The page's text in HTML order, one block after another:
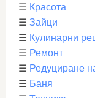
☰ Красота
☰ Зайци
☰ Кулинарни
☰ Ремонт
☰ Редуциране
☰ Баня